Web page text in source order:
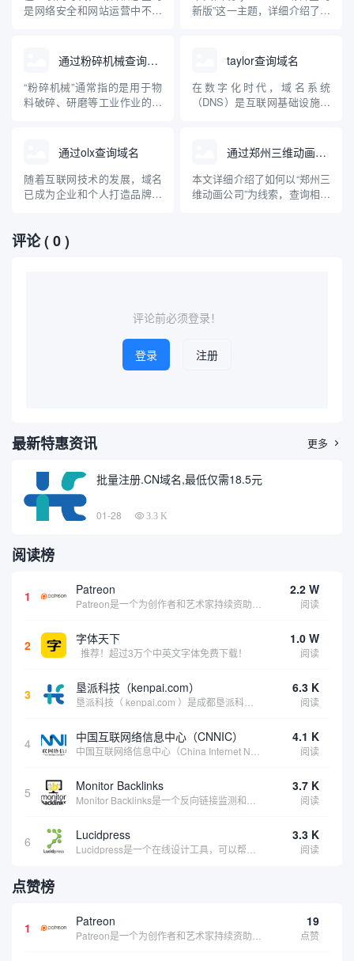
理、品牌保护以及安全风险防
以及选择此类域名时需注意的
是网络安全和网站运营中不可
信息查询相关操作。本文将系
统讲解什么是域名信息查询、
httpsmm是否为特定服务、如
何安全有效地进行域名信息查
新版”这一主题，详细介绍了域
点，并以yw999333域名为例，
指导用户如何科学有效地进行
域名状态监测和风险识别。文
章还会科普域名的基础知识、
通过粉碎机械查询域名
“粉碎机械”通常指的是用于物
料破碎、研磨等工业作业的机
“粉碎机械”来查询域名？本文
将科普域名、查询方法以及“粉
碎机械”作为关键词在域名查询
过程中可能的应用场景，帮助
taylor查询域名
在数字化时代，域名系统
（DNS）是互联网基础设施的
并非一个标准术语，而是用户
通过特定工具或平台查询包含
“taylor”字样或相关的域名信
息。本文将详细介绍域名查...
通过olx查询域名
随着互联网技术的发展，域名
已成为企业和个人打造品牌、
时，经常混淆域名查询平台与
OLX等二手交易平台。本文将
通过郑州三维动画公司查询域名
本文详细介绍了如何以“郑州三
维动画公司”为线索，查询相关
评论( 0 )
评论前必须登录！
登录 注册
最新特惠资讯 更多 
批量注册.CN域名,最低仅需18.5元
01-28 3.3 K
阅读榜
1 Patreon 2.2 W
阅读
2 字体天下
推荐！超过3万个中英文字体免费下载！
1.0 W
阅读
3 垦派科技（kenpai.com） 6.3 K
阅读
4 中国互联网络信息中心（CNNIC） 4.1 K
阅读
5 Monitor Backlinks 3.7 K
阅读
6 Lucidpress 3.3 K
阅读
点赞榜
1 Patreon 19
点赞